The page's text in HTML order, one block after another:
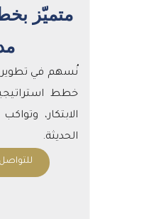
متميّز
نُسهم في تطوير
خطط
الابتكار،
الحديثة.